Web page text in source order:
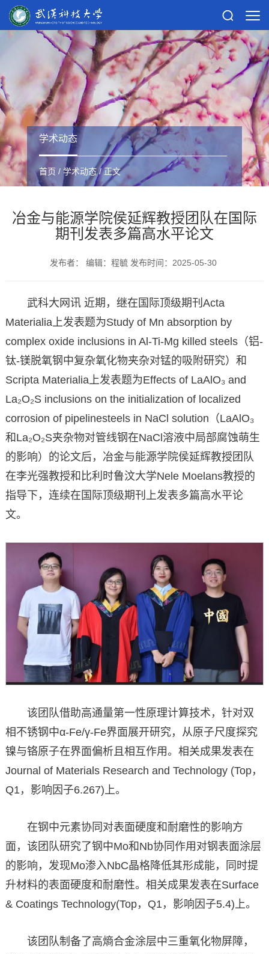
学术动态
首页 / 学术动态/ 正文
冶金与能源学院侯延辉教授团队在国际
期刊发表多篇高水平论文
发布者： 编辑：程毓 发布时间：2025-05-30
武科大网讯 近期，继在国际顶级期刊Acta
Materialia上发表题为Study of Mn absorption by
complex oxide inclusions in Al-Ti-Mg killed steels（铝-
钛-镁脱氧钢中复杂氧化物夹杂对锰的吸附研究）和
Scripta Materialia上发表题为Effects of LaAlO₃ and
La₂O₂S inclusions on the initialization of localized
corrosion of pipelinesteels in NaCl solution（LaAlO₃
和La₂O₂S夹杂物对管线钢在NaCl溶液中局部腐蚀萌生
的影响）的论文后，冶金与能源学院侯延辉教授团队
在李光强教授和比利时鲁汶大学Nele Moelans教授的
指导下，连续在国际顶级期刊上发表多篇高水平论
文。
该团队借助高通量第一性原理计算技术，针对双
相不锈钢中α-Fe/γ-Fe界面展开研究，从原子尺度探究
镍与铬原子在界面偏析且相互作用。相关成果发表在
Journal of Materials Research and Technology (Top，
Q1，影响因子6.267)上。
在钢中元素协同对表面硬度和耐磨性的影响方
面，该团队研究了钢中Mo和Nb协同作用对钢表面涂层
的影响，发现Mo渗入NbC晶格降低其形成能，同时提
升材料的表面硬度和耐磨性。相关成果发表在Surface
& Coatings Technology(Top，Q1，影响因子5.4)上。
该团队制备了高熵合金涂层中三重氧化物屏障，